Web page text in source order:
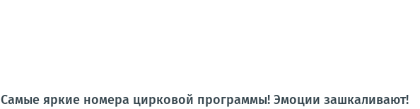
Самые яркие номера цирковой программы! Эмоции зашкаливают!